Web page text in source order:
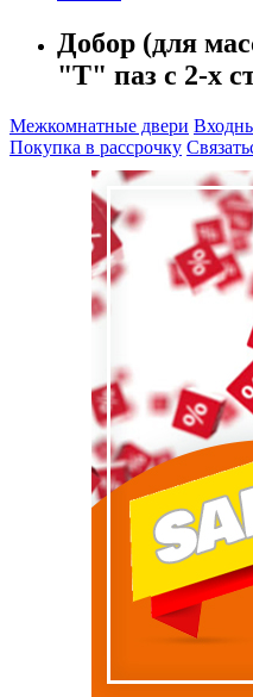
Добор (для
"Т" паз с 2-х
Межкомнатные двери
Покупка в рассрочку